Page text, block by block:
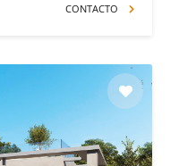
CONTACTO